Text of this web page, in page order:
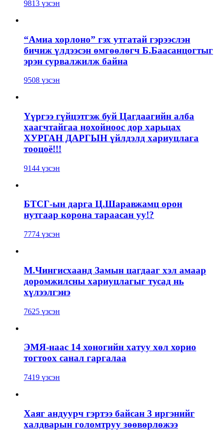
9813 үзсэн
“Амиа хорлоно” гэх утгатай гэрээслэн
бичиж үлдээсэн өмгөөлөгч Б.Баасанцогтыг
эрэн сурвалжилж байна
9508 үзсэн
Үүргээ гүйцэтгэж буй Цагдаагийн алба
хаагчтайгаа нохойноос дор харьцах
ХУРГАН ДАРГЫН үйлдэлд хариуцлага
тооцоё!!!
9144 үзсэн
БТСГ-ын дарга Ц.Шаравжамц орон
нутгаар корона тараасан уу!?
7774 үзсэн
М.Чингисхаанд Замын цагдааг хэл амаар
доромжилсны хариуцлагыг тусад нь
хүлээлгэнэ
7625 үзсэн
ЭМЯ-наас 14 хоногийн хатуу хөл хорио
тогтоох санал гаргалаа
7419 үзсэн
Хаяг андуурч гэртээ байсан 3 иргэнийг
халдварын голомтруу зөөвөрлөжээ